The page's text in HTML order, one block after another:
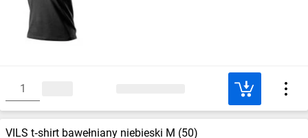
VILS t‑shirt bawełniany niebieski M (50)